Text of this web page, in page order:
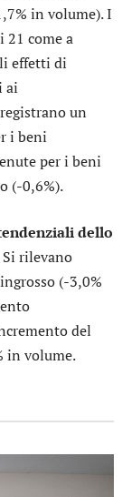
in volume). I
come a
effetti di
ai
un
i beni
per i beni
(-0,6%).
dello
Si rilevano
(-3,0%
del
in volume.